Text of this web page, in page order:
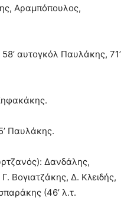
Αραμπόπουλος,
αυτογκόλ Παυλάκης, 71’
Παυλάκης.
Δανδάλης,
Βογιατζάκης, Δ. Κλειδής,
(46’ λ.τ.